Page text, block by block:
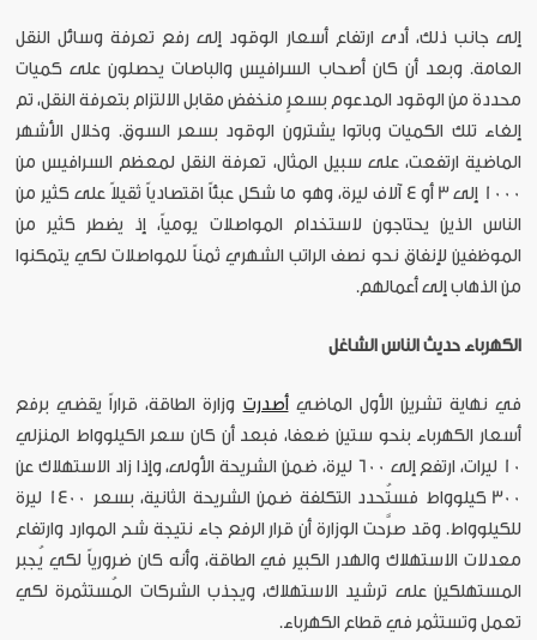
إلى جانب ذلك، أدى ارتفاع أسعار الوقود إلى رفع تعرفة وسائل النقل
العامة. وبعد أن كان أصحاب السرافيس والباصات يحصلون على كميات
محددة من الوقود المدعوم بسعرٍ منخفض مقابل الالتزام بتعرفة النقل، تم
إلغاء تلك الكميات وباتوا يشترون الوقود بسعر السوق. وخلال الأشهر
الماضية ارتفعت، على سبيل المثال، تعرفة النقل لمعظم السرافيس من
1000 إلى 3 أو 4 آلاف ليرة، وهو ما شكل عبئاً اقتصادياً ثقيلاً على كثير من
الناس الذين يحتاجون لاستخدام المواصلات يومياً، إذ يضطر كثير من
الموظفين لإنفاق نحو نصف الراتب الشهري ثمناً للمواصلات لكي يتمكنوا
من الذهاب إلى أعمالهم.
الكهرباء حديث الناس الشاغل
في نهاية تشرين الأول الماضيأصدرت وزارة الطاقة، قراراً يقضي برفع
أسعار الكهرباء بنحو ستين ضعفا، فبعد أن كان سعر الكيلوواط المنزلي
10 ليرات، ارتفع إلى 600 ليرة، ضمن الشريحة الأولى، وإذا زاد الاستهلاك عن
300 كيلوواط فستُحدد التكلفة ضمن الشريحة الثانية، بسعر 1400 ليرة
للكيلوواط. وقد صرَّحت الوزارة أن قرار الرفع جاء نتيجة شح الموارد وارتفاع
معدلات الاستهلاك والهدر الكبير في الطاقة، وأنه كان ضرورياً لكي يُجبر
المستهلكين على ترشيد الاستهلاك، ويجذب الشركات المُستثمرة لكي
تعمل وتستثمر في قطاع الكهرباء.